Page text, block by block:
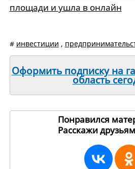
площади и ушла в онлайн
# инвестиции ,
Оформить подписку на
область
Понравился
Расскажи друзьям